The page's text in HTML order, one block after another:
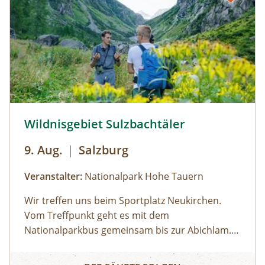
mit Blick über den Talschluss mit seinen
imposanten Felswänden, in denen sich Gämsen
tummeln. Der Rückweg erfolgt auf derselben
Strecke. zur Detailinformation
Wildnisgebiet Sulzbachtäler
9. Aug. | Salzburg
Veranstalter: Nationalpark Hohe Tauern
Wir treffen uns beim Sportplatz Neukirchen.
Vom Treffpunkt geht es mit dem
Nationalparkbus gemeinsam bis zur Abichlam.
durch einen lichten Lärchenwald noch auf
Wildnisgebiet Sulzbachtäler